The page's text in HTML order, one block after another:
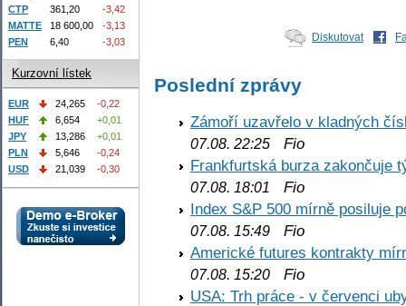
Diskutovat
Poslední zprávy
Zámoří uzavřelo v kladných
07.08. 22:25 Fio
Frankfurtská burza zakončuje
07.08. 18:01
Fio
Index S&P 500 mírně posiluje
07.08. 15:49 Fio
Americké futures kontrakty
07.08. 15:20 Fio
USA: Trh práce - v červenci
CTP
361,20
-3,42
MATTE
18 600,00
-3,13
PEN
6,40 -3,03
Kurzovní lístek
EUR 24,265
-0,22
HUF
6,654
+0,01
JPY
13,286
+0,01
PLN
5,646
-0,24
USD
21,039 -0,30